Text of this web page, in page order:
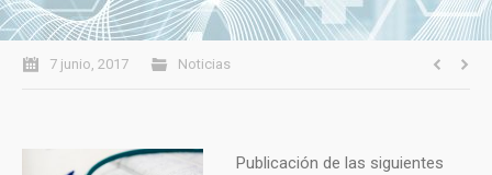
7 junio, 2017 Noticias
Publicación de las siguientes